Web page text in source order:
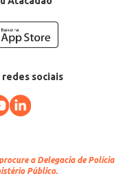
redes sociais
a Delegacia de Polícia
Público.